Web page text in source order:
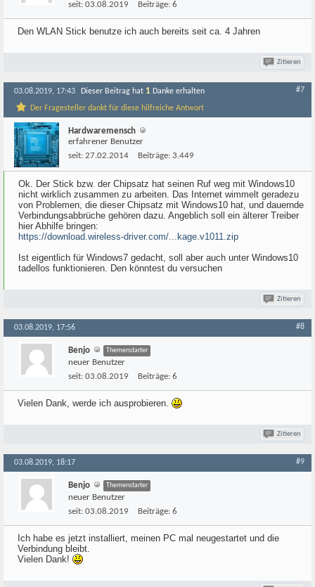
seit: 03.08.2019 Beiträge: 6
Den WLAN Stick benutze ich auch bereits seit ca. 4 Jahren
Zitieren
03.08.2019, 17:43 Dieser Beitrag hat 1 Danke erhalten
Der Fragesteller dankt für diese hilfreiche Antwort
#7
Hardwaremensch
erfahrener Benutzer
seit: 27.02.2014 Beiträge: 3.449
Ok. Der Stick bzw. der Chipsatz hat seinen Ruf weg mit Windows10
nicht wirklich zusammen zu arbeiten. Das Internet wimmelt geradezu
von Problemen, die dieser Chipsatz mit Windows10 hat, und dauernde
Verbindungsabbrüche gehören dazu. Angeblich soll ein älterer Treiber
hier Abhilfe bringen:
https://download.wireless-driver.com/...kage.v1011.zip
Ist eigentlich für Windows7 gedacht, soll aber auch unter Windows10
tadellos funktionieren. Den könntest du versuchen
Zitieren
03.08.2019, 17:56 #8
Benjo Themenstarter
neuer Benutzer
seit: 03.08.2019 Beiträge: 6
Vielen Dank, werde ich ausprobieren.
Zitieren
03.08.2019, 18:17 #9
Benjo Themenstarter
neuer Benutzer
seit: 03.08.2019 Beiträge: 6
Ich habe es jetzt installiert, meinen PC mal neugestartet und die
Verbindung bleibt.
Vielen Dank!